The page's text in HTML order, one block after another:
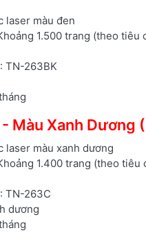
laser màu đen
1.500 trang (theo tiêu
: TN-263BK
Màu Xanh Dương
laser màu xanh dương
1.400 trang (theo tiêu
: TN-263C
dương